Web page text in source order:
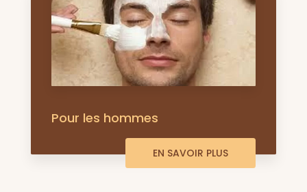
Pour les hommes
EN SAVOIR PLUS